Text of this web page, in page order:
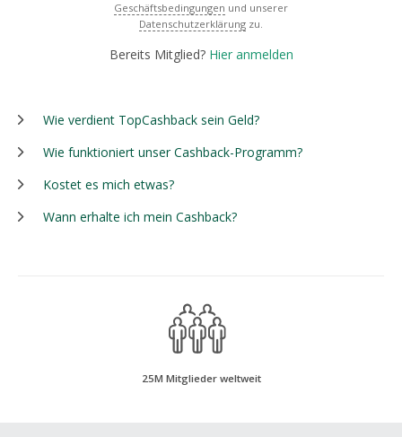
Geschäftsbedingungen und unserer
Datenschutzerklärung zu.
Bereits Mitglied? Hier anmelden
Wie verdient TopCashback sein Geld?
Wie funktioniert unser Cashback-Programm?
Kostet es mich etwas?
Wann erhalte ich mein Cashback?
25M Mitglieder weltweit